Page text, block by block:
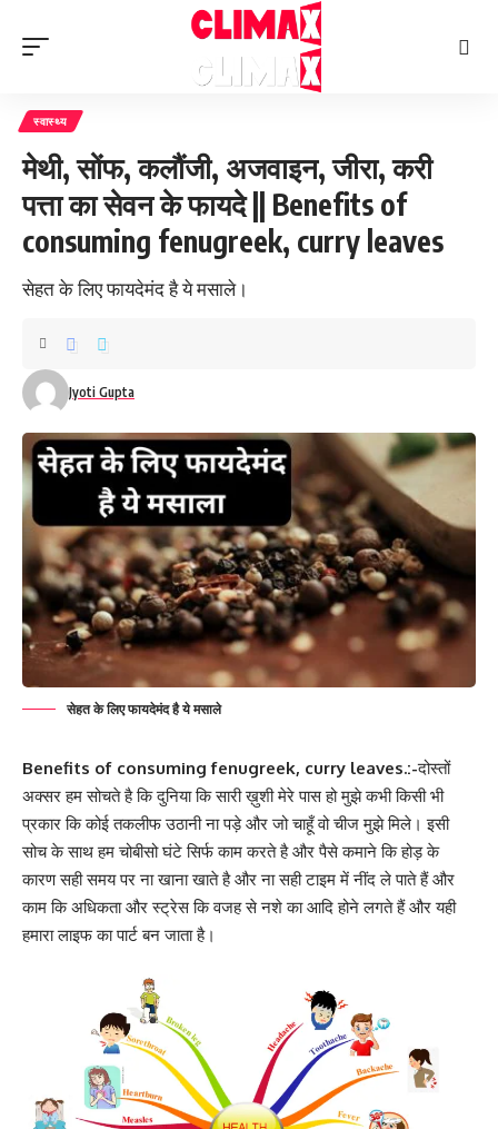
स्वास्थ्य
मेथी, सोंफ, कलौंजी, अजवाइन, जीरा, करी
पत्ता का सेवन के फायदे || Benefits of
consuming fenugreek, curry leaves
सेहत के लिए फायदेमंद है ये मसाले।
Jyoti Gupta
सेहत के लिए फायदेमंद है ये मसाले
Benefits of consuming fenugreek, curry leaves.:-दोस्तों
अक्सर हम सोचते है कि दुनिया कि सारी ख़ुशी मेरे पास हो मुझे कभी किसी भी
प्रकार कि कोई तकलीफ उठानी ना पड़े और जो चाहूँ वो चीज मुझे मिले। इसी
सोच के साथ हम चोबीसो घंटे सिर्फ काम करते है और पैसे कमाने कि होड़ के
कारण सही समय पर ना खाना खाते है और ना सही टाइम में नींद ले पाते हैं और
काम कि अधिकता और स्ट्रेस कि वजह से नशे का आदि होने लगते हैं और यही
हमारा लाइफ का पार्ट बन जाता है।